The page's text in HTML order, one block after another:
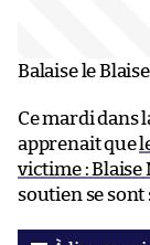
Balaise le
Ce mardi dans
apprenait que
victime : Blaise
soutien se sont